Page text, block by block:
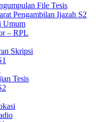
File Tesis
Pengambilan Ijazah S2
Umum
– RPL
Skripsi
Tesis